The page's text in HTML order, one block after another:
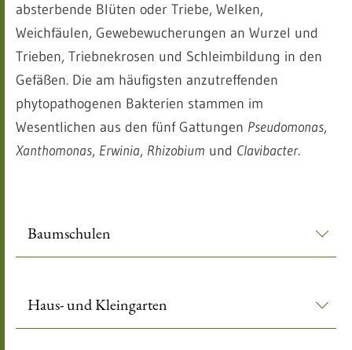
absterbende Blüten oder Triebe, Welken,
Weichfäulen, Gewebewucherungen an Wurzel und
Trieben, Triebnekrosen und Schleimbildung in den
Gefäßen. Die am häufigsten anzutreffenden
phytopathogenen Bakterien stammen im
Wesentlichen aus den fünf Gattungen Pseudomonas,
Xanthomonas, Erwinia, Rhizobium und Clavibacter.
Baumschulen
Haus- und Kleingarten